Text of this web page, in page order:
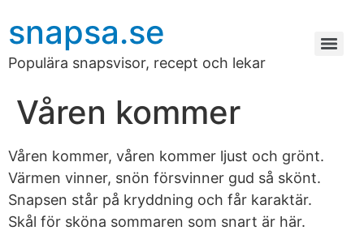
snapsa.se
Populära snapsvisor, recept och lekar
Våren kommer
Våren kommer, våren kommer ljust och grönt.
Värmen vinner, snön försvinner gud så skönt.
Snapsen står på kryddning och får karaktär.
Skål för sköna sommaren som snart är här.